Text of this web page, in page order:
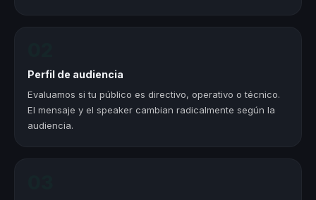
Perfil de audiencia
Evaluamos si tu público es directivo, operativo o técnico.
El mensaje y el speaker cambian radicalmente según la
audiencia.